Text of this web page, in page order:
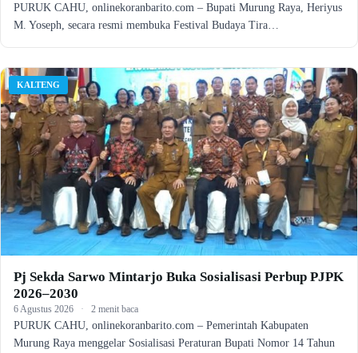
PURUK CAHU, onlinekoranbarito.com – Bupati Murung Raya, Heriyus
M. Yoseph, secara resmi membuka Festival Budaya Tira…
KALTENG
Pj Sekda Sarwo Mintarjo Buka Sosialisasi Perbup PJPK
2026–2030
6 Agustus 2026 · 2 menit baca
PURUK CAHU, onlinekoranbarito.com – Pemerintah Kabupaten
Murung Raya menggelar Sosialisasi Peraturan Bupati Nomor 14 Tahun